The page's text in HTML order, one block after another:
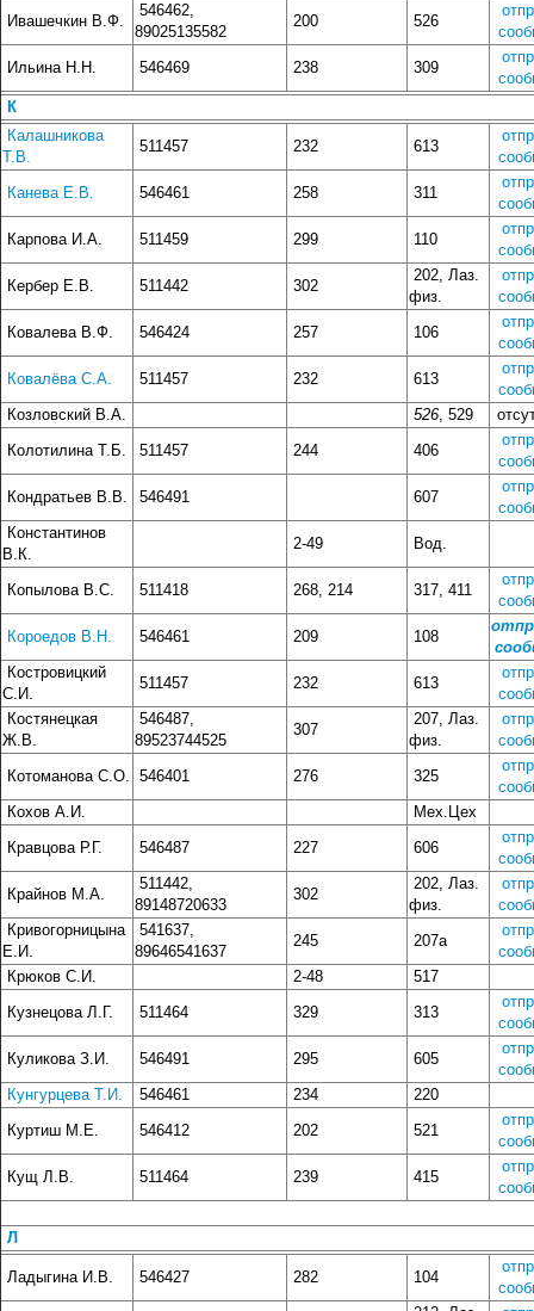
Ивашечкин В.Ф.
546462,
89025135582
200 526
Ильина Н.Н.
546469 238 309
К
Калашникова
Т.В.
511457 232 613
Канева Е.В.
546461 258 311
Карпова И.А.
511459 299 110
Кербер Е.В.
511442 302
202, Лаз.
физ.
Ковалева В.Ф.
546424 257 106
Ковалёва С.А.
511457 232 613
Козловский В.А.
526, 529
Колотилина Т.Б.
511457 244 406
Кондратьев В.В.
546491 607
Константинов
В.К.
2-49 Вод.
Копылова В.С. 511418 268, 214 317, 411
Короедов В.Н.
546461 209 108
Костровицкий
С.И.
511457 232 613
Костянецкая
Ж.В.
546487,
89523744525
307
207, Лаз.
физ.
Котоманова С.О. 546401 276 325
Кохов А.И.
Мех.Цех
Кравцова Р.Г.
546487 227 606
Крайнов М.А.
511442,
89148720633
302
202, Лаз.
физ.
Кривогорницына
Е.И.
541637,
89646541637
245 207а
Крюков С.И.
2-48
517
Кузнецова Л.Г.
511464 329 313
Куликова З.И.
546491 295 605
Кунгурцева Т.И.
546461 234
220
Куртиш М.Е.
546412 202 521
Кущ Л.В.
511464 239 415
Л
Ладыгина И.В. 546427 282 104